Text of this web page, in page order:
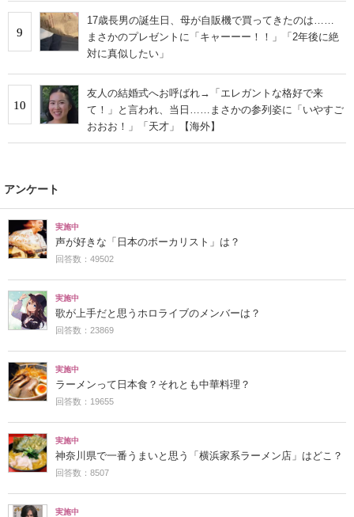
9
17歳長男の誕生日、母が自販機で買ってきたのは……
まさかのプレゼントに「キャーーー！！」「2年後に絶
対に真似したい」
10
友人の結婚式へお呼ばれ→「エレガントな格好で来
て！」と言われ、当日……まさかの参列姿に「いやすご
おおお！」「天才」【海外】
アンケート
実施中
声が好きな「日本のボーカリスト」は？
回答数：49502
実施中
歌が上手だと思うホロライブのメンバーは？
回答数：23869
実施中
ラーメンって日本食？それとも中華料理？
回答数：19655
実施中
神奈川県で一番うまいと思う「横浜家系ラーメン店」はどこ？
回答数：8507
実施中